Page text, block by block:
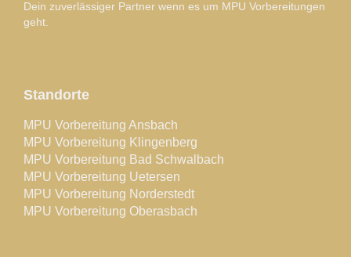
Dein zuverlässiger Partner wenn es um MPU Vorbereitungen
geht.
Standorte
MPU Vorbereitung Ansbach
MPU Vorbereitung Klingenberg
MPU Vorbereitung Bad Schwalbach
MPU Vorbereitung Uetersen
MPU Vorbereitung Norderstedt
MPU Vorbereitung Oberasbach